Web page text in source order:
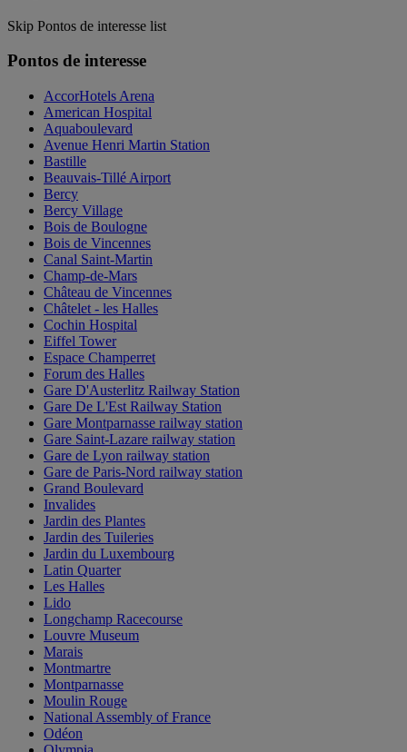
Skip Pontos de interesse list
Pontos de interesse
AccorHotels Arena
American Hospital
Aquaboulevard
Avenue Henri Martin Station
Bastille
Beauvais-Tillé Airport
Bercy
Bercy Village
Bois de Boulogne
Bois de Vincennes
Canal Saint-Martin
Champ-de-Mars
Château de Vincennes
Châtelet - les Halles
Cochin Hospital
Eiffel Tower
Espace Champerret
Forum des Halles
Gare D'Austerlitz Railway Station
Gare De L'Est Railway Station
Gare Montparnasse railway station
Gare Saint-Lazare railway station
Gare de Lyon railway station
Gare de Paris-Nord railway station
Grand Boulevard
Invalides
Jardin des Plantes
Jardin des Tuileries
Jardin du Luxembourg
Latin Quarter
Les Halles
Lido
Longchamp Racecourse
Louvre Museum
Marais
Montmartre
Montparnasse
Moulin Rouge
National Assembly of France
Odéon